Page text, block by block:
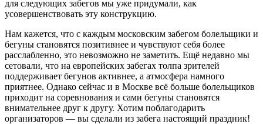
для следующих забегов мы уже придумали, как
усовершенствовать эту конструкцию.
Нам кажется, что с каждым московским забегом болельщики и
бегуны становятся позитивнее и чувствуют себя более
расслабленно, это невозможно не заметить. Ещё недавно мы
сетовали, что на европейских забегах толпа зрителей
поддерживает бегунов активнее, а атмосфера намного
приятнее. Однако сейчас и в Москве всё больше болельщиков
приходит на соревнования и сами бегуны становятся
внимательнее друг к другу. Хотим поблагодарить
организаторов — вы сделали из забега настоящий праздник!